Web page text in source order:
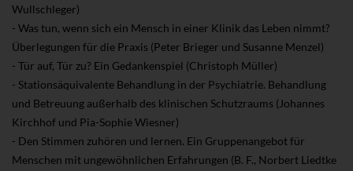
Wullschleger)
- Was tun, wenn sich ein Mensch in einer Klinik das Leben nimmt?
Überlegungen für die Praxis (Peter Brieger und Susanne Menzel)
- Tür auf, Tür zu? Ein Gedankenspiel (Christoph Müller)
- Stationsäquivalente Behandlung in der Psychiatrie. Behandlung
und Betreuung außerhalb des klinischen Schutzraums (Johannes
Kirchhof und Pia-Sophie Wiesner)
- Den Stimmen zuhören und lernen. Ein Gruppenangebot für
Menschen mit ungewöhnlichen Erfahrungen (B. F., Norbert Liedtke